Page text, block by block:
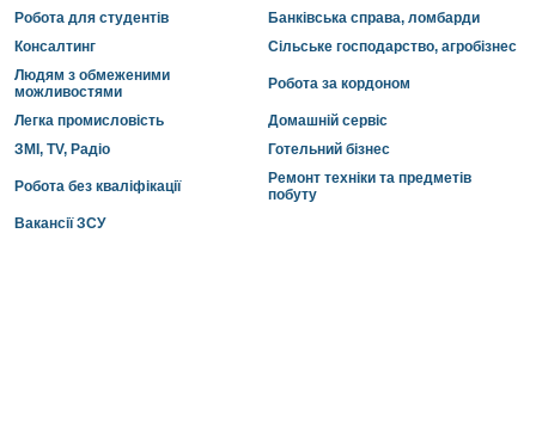
Робота для студентів
Банківська справа, ломбарди
Консалтинг
Сільське господарство, агробізнес
Людям з обмеженими
можливостями
Робота за кордоном
Легка промисловість
Домашній сервіс
ЗМІ, TV, Радіо
Готельний бізнес
Робота без кваліфікації
Ремонт техніки та предметів
побуту
Вакансії ЗСУ